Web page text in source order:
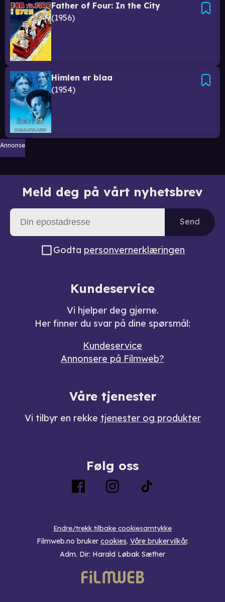
Father of Four: In the City
1956
Himlen er blaa
1954
Annonse
Meld deg på vårt nyhetsbrev
Send
Godta personvernerklæringen
Kundeservice
Vi hjelper deg gjerne.
Her finner du svar på dine spørsmål:
Kundeservice
Annonsere på Filmweb?
Våre tjenester
Vi tilbyr en rekke tjenester og produkter
Følg oss
Endre/trekk tilbake cookiesamtykke
Filmweb.no bruker cookies. Våre brukervilkår.
Adm. Dir: Harald Løbak Sæther